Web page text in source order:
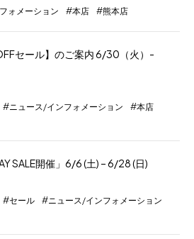
ォメーション 本店 熊本店
セール】のご案内 6/30（火）-
ニュース/インフォメーション
本店
SALE開催」6/6 (土) – 6/28 (日)
セール
ニュース/インフォメーション